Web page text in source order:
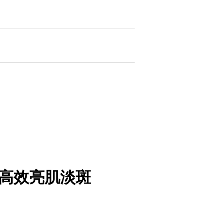
效亮肌淡斑